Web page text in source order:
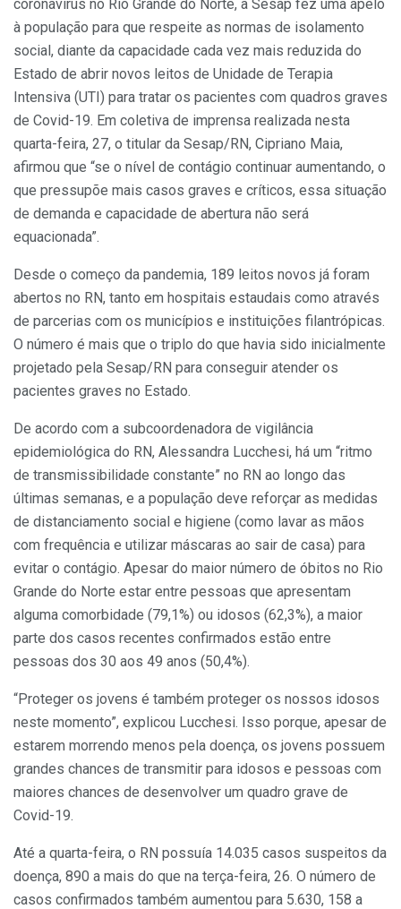
coronavírus no Rio Grande do Norte, a Sesap fez uma apelo
à população para que respeite as normas de isolamento
social, diante da capacidade cada vez mais reduzida do
Estado de abrir novos leitos de Unidade de Terapia
Intensiva (UTI) para tratar os pacientes com quadros graves
de Covid-19. Em coletiva de imprensa realizada nesta
quarta-feira, 27, o titular da Sesap/RN, Cipriano Maia,
afirmou que “se o nível de contágio continuar aumentando, o
que pressupõe mais casos graves e críticos, essa situação
de demanda e capacidade de abertura não será
equacionada”.
Desde o começo da pandemia, 189 leitos novos já foram
abertos no RN, tanto em hospitais estaudais como através
de parcerias com os municípios e instituições filantrópicas.
O número é mais que o triplo do que havia sido inicialmente
projetado pela Sesap/RN para conseguir atender os
pacientes graves no Estado.
De acordo com a subcoordenadora de vigilância
epidemiológica do RN, Alessandra Lucchesi, há um “ritmo
de transmissibilidade constante” no RN ao longo das
últimas semanas, e a população deve reforçar as medidas
de distanciamento social e higiene (como lavar as mãos
com frequência e utilizar máscaras ao sair de casa) para
evitar o contágio. Apesar do maior número de óbitos no Rio
Grande do Norte estar entre pessoas que apresentam
alguma comorbidade (79,1%) ou idosos (62,3%), a maior
parte dos casos recentes confirmados estão entre
pessoas dos 30 aos 49 anos (50,4%).
“Proteger os jovens é também proteger os nossos idosos
neste momento”, explicou Lucchesi. Isso porque, apesar de
estarem morrendo menos pela doença, os jovens possuem
grandes chances de transmitir para idosos e pessoas com
maiores chances de desenvolver um quadro grave de
Covid-19.
Até a quarta-feira, o RN possuía 14.035 casos suspeitos da
doença, 890 a mais do que na terça-feira, 26. O número de
casos confirmados também aumentou para 5.630, 158 a